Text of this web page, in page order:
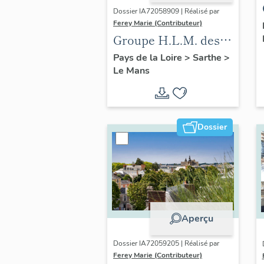
Dossier IA72058909 | Réalisé par
Ferey Marie (Contributeur)
Groupe H.L.M. des
Maillets
Pays de la Loire > Sarthe >
Le Mans
Dossier
Aperçu
Dossier IA72059205 | Réalisé par
Ferey Marie (Contributeur)